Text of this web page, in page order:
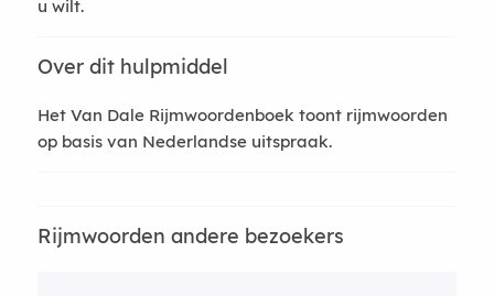
u wilt.
Over dit hulpmiddel
Het Van Dale Rijmwoordenboek toont rijmwoorden
op basis van Nederlandse uitspraak.
Rijmwoorden andere bezoekers